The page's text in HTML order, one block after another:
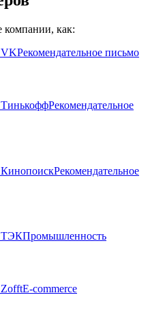
компании, как:
Рекомендательное письмо
Рекомендательное
Рекомендательное
Промышленность
E-commerce